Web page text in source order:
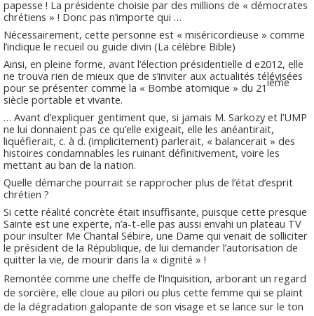
papesse ! La présidente choisie par des millions de « démocrates
chrétiens » ! Donc pas n’importe qui …
Nécessairement, cette personne est « miséricordieuse » comme
l’indique le recueil ou guide divin (La célèbre Bible)
Ainsi, en pleine forme, avant l’élection présidentielle d e2012, elle
ne trouva rien de mieux que de s’inviter aux actualités télévisées
pour se présenter comme la « Bombe atomique » du 21ième
siècle portable et vivante.
… Avant d’expliquer gentiment que, si jamais M. Sarkozy et l’UMP
ne lui donnaient pas ce qu’elle exigeait, elle les anéantirait,
liquéfierait, c. à d. (implicitement) parlerait, « balancerait » des
histoires condamnables les ruinant définitivement, voire les
mettant au ban de la nation.
Quelle démarche pourrait se rapprocher plus de l’état d’esprit
chrétien ?
Si cette réalité concrète était insuffisante, puisque cette presque
Sainte est une experte, n’a-t-elle pas aussi envahi un plateau TV
pour insulter Me Chantal Sébire, une Dame qui venait de solliciter
le président de la République, de lui demander l’autorisation de
quitter la vie, de mourir dans la « dignité » !
Remontée comme une cheffe de l’Inquisition, arborant un regard
de sorcière, elle cloue au pilori ou plus cette femme qui se plaint
de la dégradation galopante de son visage et se lance sur le ton